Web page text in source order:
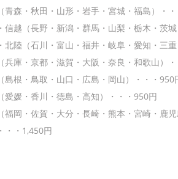
青森・秋田・山形・岩手・宮城・福島）・
信越（長野・新潟・群馬・山梨・栃木・茨
北陸（石川・富山・福井・岐阜・愛知・三
兵庫・京都・滋賀・大阪・奈良・和歌山）
島根・鳥取・山口・広島・岡山）・・・950
愛媛・香川・徳島・高知）・・・950円
福岡・佐賀・大分・長崎・熊本・宮崎・鹿
・・1,450円